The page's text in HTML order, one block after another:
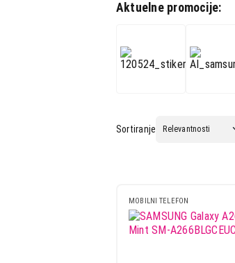
UGRADNE RERNE
Aktuelne promocije:
Sortiranje
MOBILNI TELEFON